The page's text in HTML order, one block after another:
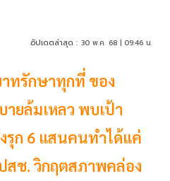
อัปเดตล่าสุด : 30 พ.ค. 68 | 09:46 น.
ทรักษาทุกที่ ของ
ยล้มเหลว พบเป้า
รุก 6 แสนคนทำได้แค่
ช. วิกฤตสภาพคล่อง